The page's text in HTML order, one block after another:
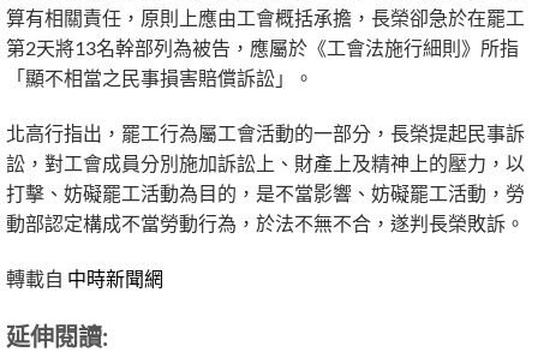
算有相關責任，原則上應由工會概括承擔，長榮卻急於在罷工
第2天將13名幹部列為被告，應屬於《工會法施行細則》所指
「顯不相當之民事損害賠償訴訟」。
北高行指出，罷工行為屬工會活動的一部分，長榮提起民事訴
訟，對工會成員分別施加訴訟上、財產上及精神上的壓力，以
打擊、妨礙罷工活動為目的，是不當影響、妨礙罷工活動，勞
動部認定構成不當勞動行為，於法不無不合，遂判長榮敗訴。
轉載自 中時新聞網
延伸閱讀: